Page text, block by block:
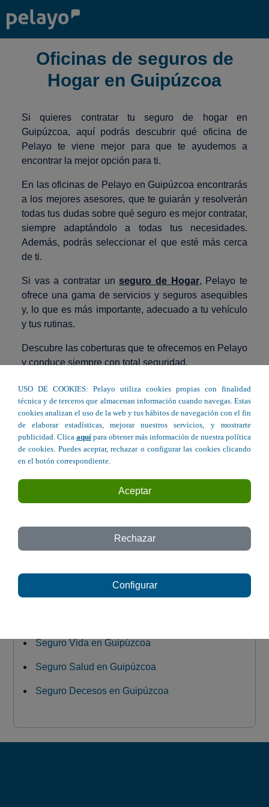
Oficinas de seguros de
Hogar en Guipúzcoa
Si quieres contratar tu seguro de hogar en
Guipúzcoa, aquí podrás descubrir qué oficina de
Pelayo te viene mejor para que te ayudemos a
encontrar la mejor opción para ti.
En las oficinas de Pelayo en Guipúzcoa encontrarás
a los mejores asesores, que te guiarán y resolverán
todas tus dudas sobre qué seguro es mejor contratar,
siempre adaptándolo a todas tus necesidades.
Además, podrás seleccionar el que esté más cerca
de ti.
Si vas a contratar unseguro de Hogar, Pelayo te
ofrece una gama de servicios y seguros asequibles
y, lo que es más importante, adecuado a tu vehículo
y tus rutinas.
Descubre las coberturas que te ofrecemos en Pelayo
y conduce siempre con total seguridad.
Elige tu oficina Pelayo más cercana en Guipúzcoa y
contrata el seguro de coche perfecto para ti.
Seguro de Hogar en Guipúzcoa
C/ Isabel II 14 - San Sebastián
Seguro Vida en Guipúzcoa
Seguro Salud en Guipúzcoa
Seguro Decesos en Guipúzcoa
USO DE COOKIES: Pelayo utiliza cookies propias con finalidad
técnica y de terceros que almacenan información cuando navegas. Estas
cookies analizan el uso de la web y tus hábitos de navegación con el fin
de elaborar estadísticas, mejorar nuestros servicios, y mostrarte
publicidad. Clica aquí para obtener más información de nuestra política
de cookies. Puedes aceptar, rechazar o configurar las cookies clicando
en el botón correspondiente.
Aceptar
Rechazar
Configurar